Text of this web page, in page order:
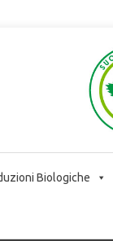
Biologiche